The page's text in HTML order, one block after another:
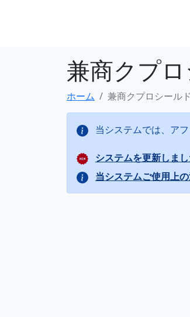
兼商クプ
ホーム 兼商クプロシールド
当システムでは、ア
システムを更新しまし
当システムご使用上